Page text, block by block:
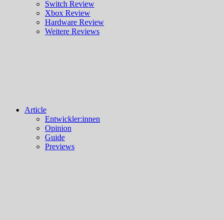
Switch Review
Xbox Review
Hardware Review
Weitere Reviews
Article
Entwickler:innen
Opinion
Guide
Previews